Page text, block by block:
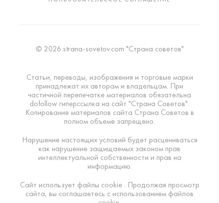
© 2026 strana-sovetov.com "Страна советов"
Статьи, переводы, изображения и торговые марки
принадлежат их авторам и владельцам. При
частичной перепечатке материалов обязательна
dofollow гиперссылка на сайт "Страна Советов".
Копирование материалов сайта Страна Советов в
полном объеме запрещено.
Нарушение настоящих условий будет расцениваться
как нарушение защищаемых законом прав
интеллектуальной собственности и прав на
информацию.
Сайт использует файлы cookie . Продолжая просмотр
сайта, вы соглашаетесь с использованием файлов